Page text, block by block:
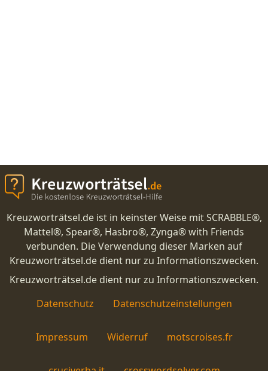
Kreuzworträtsel.de ist in keinster Weise mit SCRABBLE®,
Mattel®, Spear®, Hasbro®, Zynga® with Friends
verbunden. Die Verwendung dieser Marken auf
Kreuzworträtsel.de dient nur zu Informationszwecken.
Kreuzworträtsel.de dient nur zu Informationszwecken.
Datenschutz
Datenschutzeinstellungen
Impressum Widerruf motscroises.fr